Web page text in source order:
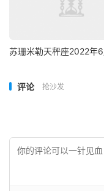
苏珊米勒天秤座2022年
评论 抢沙发